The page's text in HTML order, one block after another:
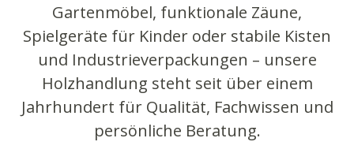
Gartenmöbel, funktionale Zäune,
Spielgeräte für Kinder oder stabile Kisten
und Industrieverpackungen – unsere
Holzhandlung steht seit über einem
Jahrhundert für Qualität, Fachwissen und
persönliche Beratung.